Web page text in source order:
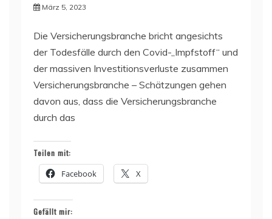
März 5, 2023
Die Versicherungsbranche bricht angesichts
der Todesfälle durch den Covid-„Impfstoff“ und
der massiven Investitionsverluste zusammen
Versicherungsbranche – Schätzungen gehen
davon aus, dass die Versicherungsbranche
durch das
Teilen mit:
Facebook X
Gefällt mir: